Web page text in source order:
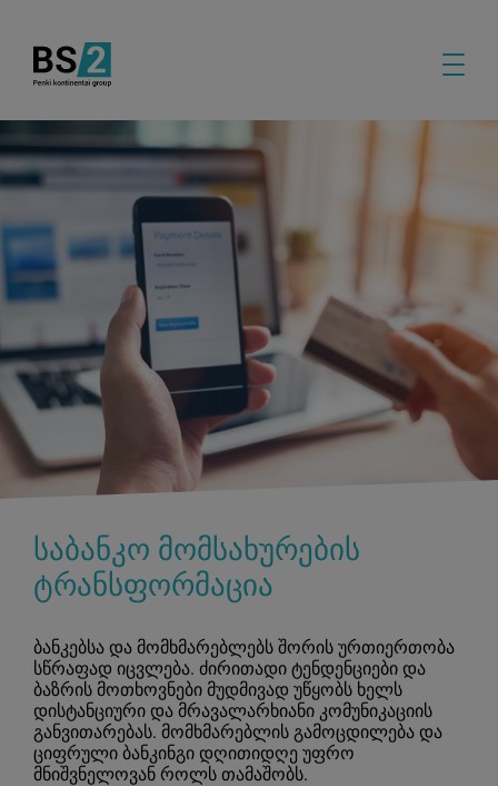
საბანკო მომსახურების
ტრანსფორმაცია
ბანკებსა და მომხმარებლებს შორის ურთიერთობა
სწრაფად იცვლება. ძირითადი ტენდენციები და
ბაზრის მოთხოვნები მუდმივად უწყობს ხელს
დისტანციური და მრავალარხიანი კომუნიკაციის
განვითარებას. მომხმარებლის გამოცდილება და
ციფრული ბანკინგი დღითიდღე უფრო
მნიშვნელოვან როლს თამაშობს.